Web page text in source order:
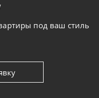
под ваш стиль